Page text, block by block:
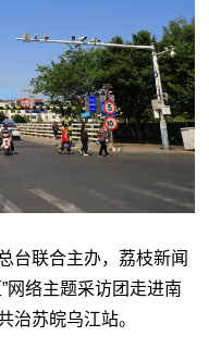
台联合主办，荔枝新闻
网络主题采访团走进南
治苏皖乌江站。